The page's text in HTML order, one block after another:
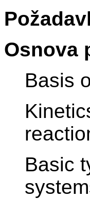
Osnova
Basis
Basic